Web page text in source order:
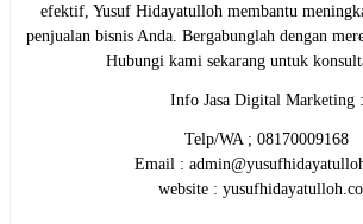
efektif, Yusuf Hidayatulloh membantu
penjualan bisnis Anda. Bergabunglah dengan
Hubungi kami sekarang untuk
Info Jasa Digital Marketing :
Telp/WA ; 08170009168
Email :
website :